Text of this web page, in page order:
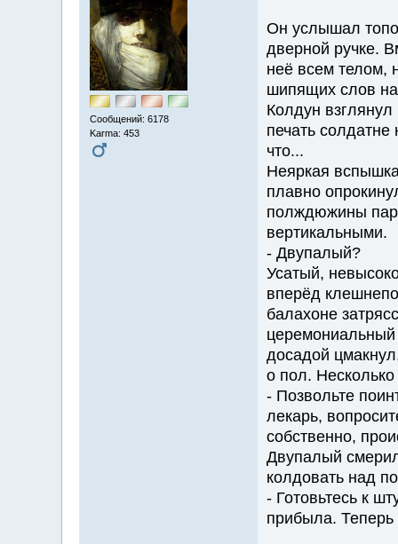
Сообщений: 6178
Karma: 453
Он услышал
дверной ручке.
неё всем телом,
шипящих слов на
Колдун
печать солдатне
что...
Неяркая
плавно
полждюжины пар
вертикальными.
- Двупалый?
Усатый,
вперёд
балахоне
церемониальный
досадой
о пол.
- Позвольте
лекарь,
собственно,
Двупалый
колдовать над
- Готовьтесь к
прибыла. Теперь